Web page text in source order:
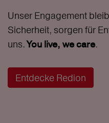
Unser Engagement
Sicherheit, sorgen für
uns.You live, we care.
Entdecke Redion